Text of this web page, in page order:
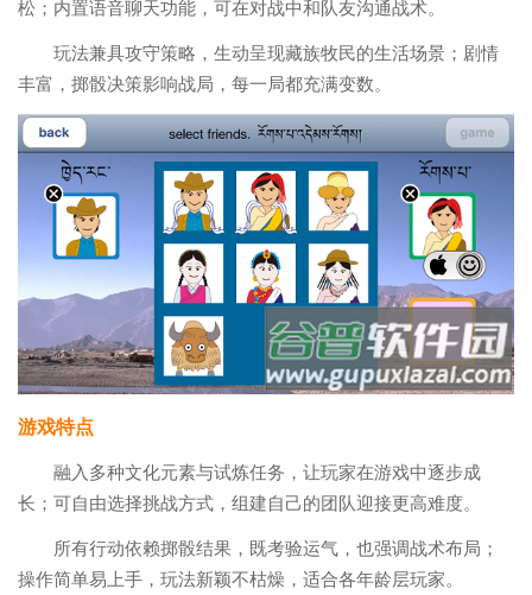
松；内置语音聊天功能，可在对战中和队友沟通战术。
玩法兼具攻守策略，生动呈现藏族牧民的生活场景；剧情
丰富，掷骰决策影响战局，每一局都充满变数。
游戏特点
融入多种文化元素与试炼任务，让玩家在游戏中逐步成
长；可自由选择挑战方式，组建自己的团队迎接更高难度。
所有行动依赖掷骰结果，既考验运气，也强调战术布局；
操作简单易上手，玩法新颖不枯燥，适合各年龄层玩家。